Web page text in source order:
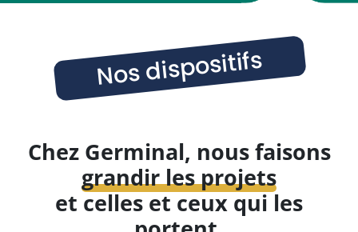
Nos dispositifs
Chez Germinal, nous faisons
grandir les projets
et celles et ceux qui les